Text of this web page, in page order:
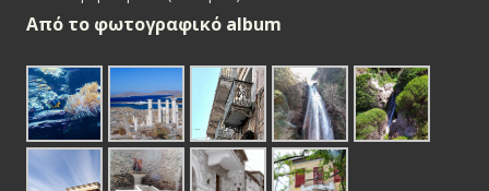
Από τo φωτογραφικό album